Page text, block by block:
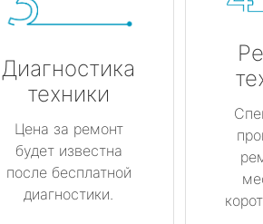
Диагностика
техники
Цена за ремонт
будет известна
после бесплатной
диагностики.